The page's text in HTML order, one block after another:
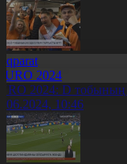
2024
2024: D тобының
10:46